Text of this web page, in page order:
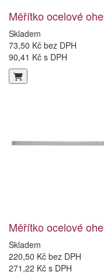
Měřítko ocelové
Skladem
73,50 Kč bez DPH
90,41 Kč s DPH
Měřítko ocelové
Skladem
220,50 Kč bez DPH
271,22 Kč s DPH